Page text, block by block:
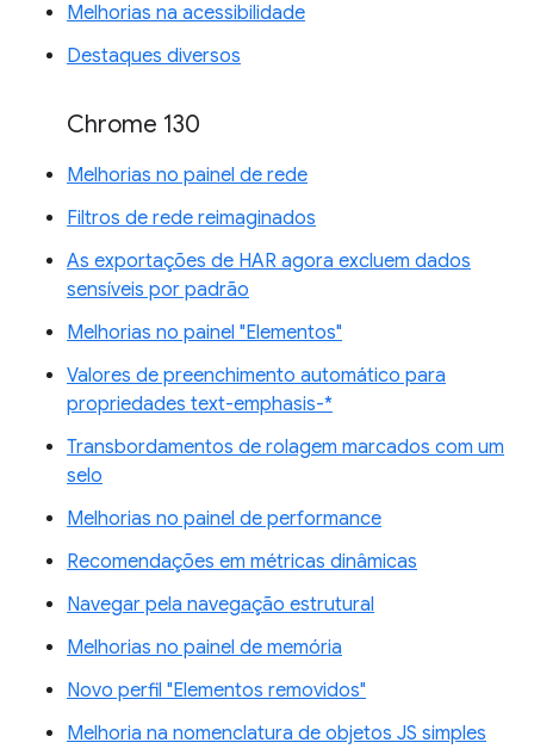
Melhorias na acessibilidade
Destaques diversos
Chrome 130
Melhorias no painel de rede
Filtros de rede reimaginados
As exportações de HAR agora excluem dados
sensíveis por padrão
Melhorias no painel "Elementos"
Valores de preenchimento automático para
propriedades text-emphasis-*
Transbordamentos de rolagem marcados com um
selo
Melhorias no painel de performance
Recomendações em métricas dinâmicas
Navegar pela navegação estrutural
Melhorias no painel de memória
Novo perfil "Elementos removidos"
Melhoria na nomenclatura de objetos JS simples